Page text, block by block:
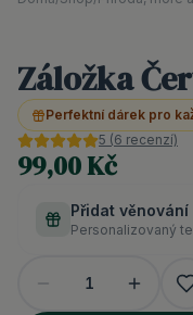
Záložka
Perfektní dárek pro
5 (6 recenzí)
99,00 Kč
Přidat
Personalizovaný
1